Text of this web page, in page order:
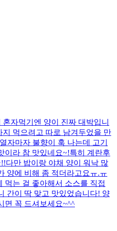
자먹기엔 양이 진짜 대박입니
먹으려고 따로 남겨두었을 만
자마자 불향이 훅 나는데 고기
이라 참 맛있네요~!특히 계란후
다만 밥이랑 야채 양이 워낙 많
양에 비해 좀 적더라고요ㅠ.ㅠ
먹는 걸 좋아해서 소스를 직접
간이 딱 맞고 맛있었습니다! 양
면 꼭 드셔보세요~^^